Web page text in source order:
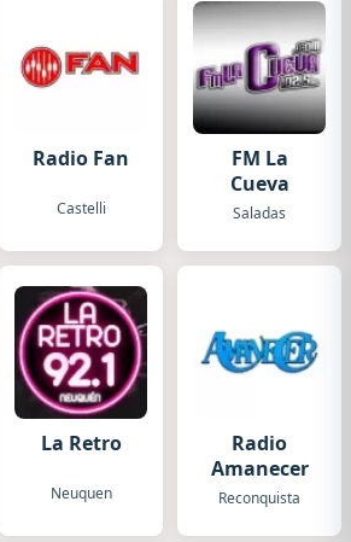
Radio Fan
Castelli
FM La
Cueva
Saladas
La Retro
Neuquen
Radio
Amanecer
Reconquista